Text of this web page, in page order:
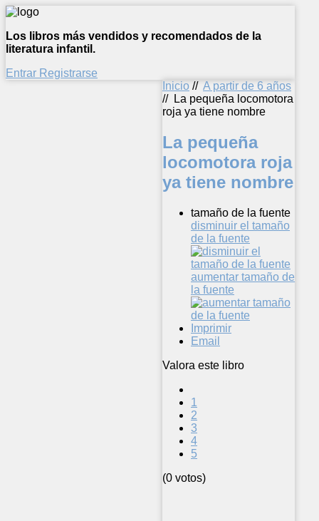
Los libros más vendidos y recomendados de la
literatura infantil.
Entrar Registrarse
Inicio // A partir de 6 años
// La pequeña locomotora
roja ya tiene nombre
La pequeña
locomotora roja
ya tiene nombre
tamaño de la fuente
disminuir el tamaño
de la fuente
aumentar tamaño de
la fuente
Imprimir
Email
Valora este libro
1
2
3
4
5
(0 votos)